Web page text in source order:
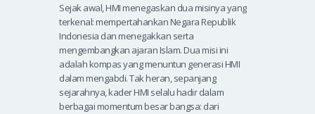
Sejak awal, HMI menegaskan dua misinya yang
terkenal: mempertahankan Negara Republik
Indonesia dan menegakkan serta
mengembangkan ajaran Islam. Dua misi ini
adalah kompas yang menuntun generasi HMI
dalam mengabdi. Tak heran, sepanjang
sejarahnya, kader HMI selalu hadir dalam
berbagai momentum besar bangsa: dari